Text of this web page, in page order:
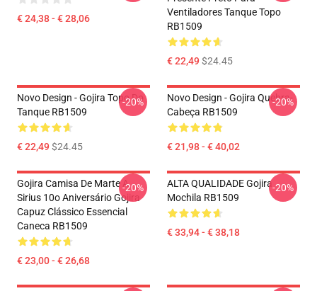
€ 24,38 - € 28,06
Ventiladores Tanque Topo
RB1509
€ 22,49$24.45
Novo Design - Gojira Topo Do
Tanque RB1509
€ 22,49$24.45
-20%
Novo Design - Gojira Quebra-
Cabeça RB1509
€ 21,98 - € 40,02
-20%
Gojira Camisa De Marte A
Sirius 10o Aniversário Gojira
Capuz Clássico Essencial
Caneca RB1509
€ 23,00 - € 26,68
-20%
ALTA QUALIDADE Gojira
Mochila RB1509
€ 33,94 - € 38,18
-20%